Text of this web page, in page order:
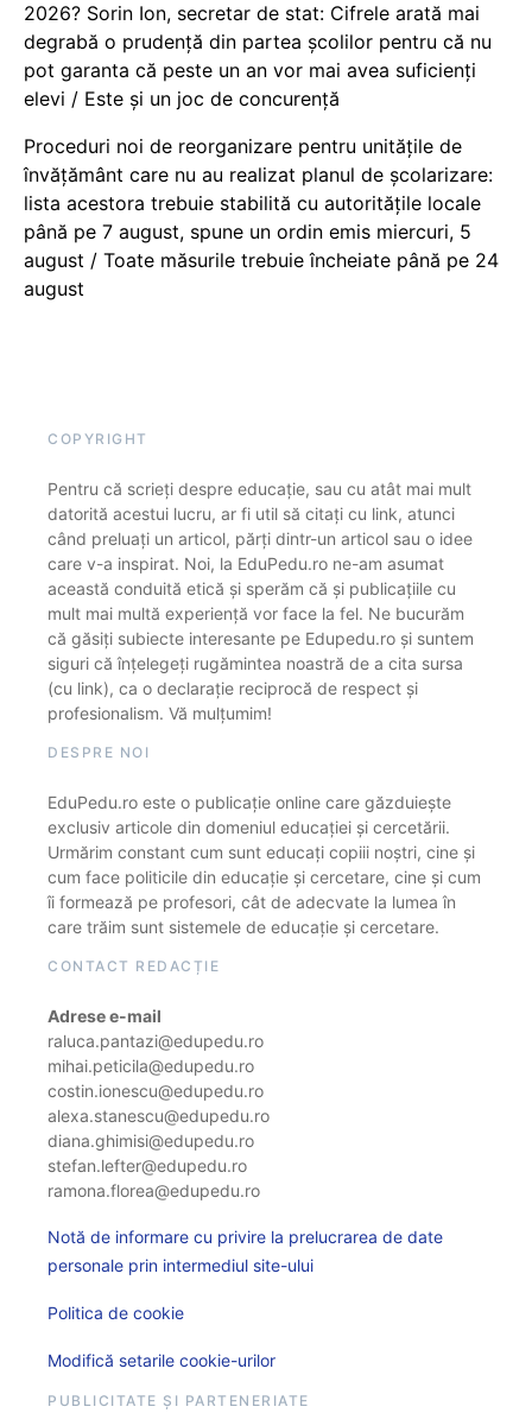
2026? Sorin Ion, secretar de stat: Cifrele arată mai
degrabă o prudență din partea școlilor pentru că nu
pot garanta că peste un an vor mai avea suficienți
elevi / Este și un joc de concurență
Proceduri noi de reorganizare pentru unitățile de
învățământ care nu au realizat planul de școlarizare:
lista acestora trebuie stabilită cu autoritățile locale
până pe 7 august, spune un ordin emis miercuri, 5
august / Toate măsurile trebuie încheiate până pe 24
august
COPYRIGHT
Pentru că scrieți despre educație, sau cu atât mai mult
datorită acestui lucru, ar fi util să citați cu link, atunci
când preluați un articol, părți dintr-un articol sau o idee
care v-a inspirat. Noi, la EduPedu.ro ne-am asumat
această conduită etică și sperăm că și publicațiile cu
mult mai multă experiență vor face la fel. Ne bucurăm
că găsiți subiecte interesante pe Edupedu.ro și suntem
siguri că înțelegeți rugămintea noastră de a cita sursa
(cu link), ca o declarație reciprocă de respect și
profesionalism. Vă mulțumim!
DESPRE NOI
EduPedu.ro este o publicație online care găzduiește
exclusiv articole din domeniul educației și cercetării.
Urmărim constant cum sunt educați copiii noștri, cine și
cum face politicile din educație și cercetare, cine și cum
îi formează pe profesori, cât de adecvate la lumea în
care trăim sunt sistemele de educație și cercetare.
CONTACT REDACȚIE
Adrese e-mail
raluca.pantazi@edupedu.ro
mihai.peticila@edupedu.ro
costin.ionescu@edupedu.ro
alexa.stanescu@edupedu.ro
diana.ghimisi@edupedu.ro
stefan.lefter@edupedu.ro
ramona.florea@edupedu.ro
Notă de informare cu privire la prelucrarea de date
personale prin intermediul site-ului
Politica de cookie
Modifică setarile cookie-urilor
PUBLICITATE ȘI PARTENERIATE